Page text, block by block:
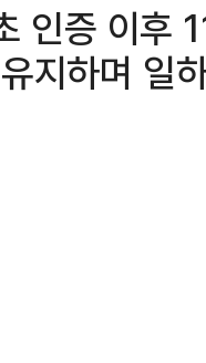
증 이후
지하며 일